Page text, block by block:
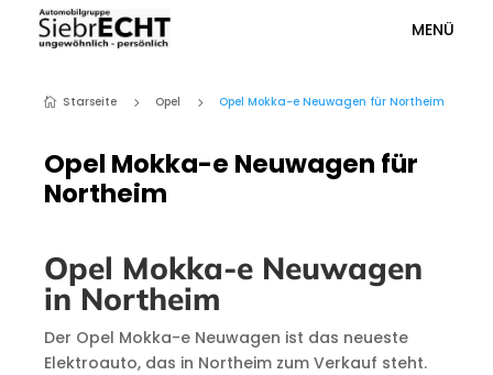
MENÜ
 Starseite 5 Opel 5 Opel Mokka-e Neuwagen für Northeim
Opel Mokka-e Neuwagen für
Northeim
Opel Mokka-e Neuwagen
in Northeim
Der Opel Mokka-e Neuwagen ist das neueste
Elektroauto, das in Northeim zum Verkauf steht.